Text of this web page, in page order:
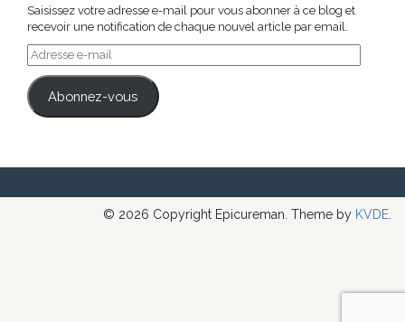
Saisissez votre adresse e-mail pour vous abonner à ce blog et
recevoir une notification de chaque nouvel article par email.
Adresse
e-
mail
Abonnez-vous
© 2026 Copyright Epicureman. Theme by KVDE.